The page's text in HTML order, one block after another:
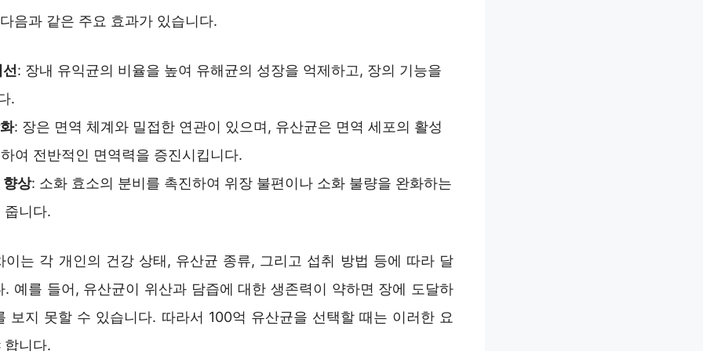
음과 같은 주요 효과가 있습니다.
: 장내 유익균의 비율을 높여 유해균의 성장을 억제하고, 장의 기능을
.
: 장은 면역 체계와 밀접한 연관이 있으며, 유산균은 면역 세포의 활성
여 전반적인 면역력을 증진시킵니다.
향상: 소화 효소의 분비를 촉진하여 위장 불편이나 소화 불량을 완화하는
줍니다.
이는 각 개인의 건강 상태, 유산균 종류, 그리고 섭취 방법 등에 따라 달
. 예를 들어, 유산균이 위산과 담즙에 대한 생존력이 약하면 장에 도달하
보지 못할 수 있습니다. 따라서 100억 유산균을 선택할 때는 이러한 요
합니다.